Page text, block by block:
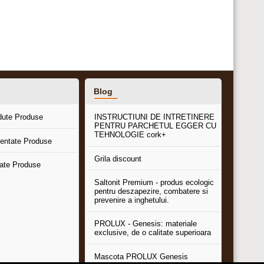
Produse
Produse
Produse
Blog
INSTRUCTIUNI DE INTRETINERE
PENTRU PARCHETUL EGGER CU
TEHNOLOGIE cork+
Grila discount
Saltonit Premium - produs ecologic
pentru deszapezire, combatere si
prevenire a inghetului.
PROLUX - Genesis: materiale
exclusive, de o calitate superioara
Mascota PROLUX Genesis